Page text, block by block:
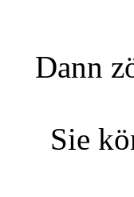
Dann
Sie